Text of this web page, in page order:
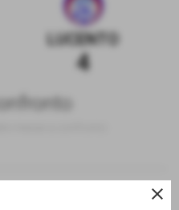
LUCENTO
4
close